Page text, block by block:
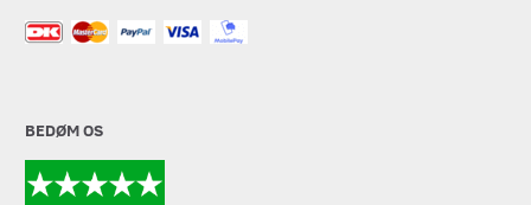
BEDØM OS